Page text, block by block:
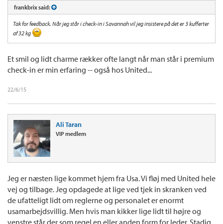
frankbrix said:
Tak for feedback. Når jeg står i check-in i Savannah vil jeg insistere på det er 3 kufferter
af 32 kg
Et smil og lidt charme rækker ofte langt når man står i premium
check-in er min erfaring -- også hos United...
22/6/15
Ali Taran
VIP medlem
Jeg er næsten lige kommet hjem fra Usa. Vi fløj med United hele
vej og tilbage. Jeg opdagede at lige ved tjek in skranken ved
de ufatteligt lidt om reglerne og personalet er enormt
usamarbejdsvillig. Men hvis man kikker lige lidt til højre og
venstre står der som regel en eller anden form for leder. Stadig